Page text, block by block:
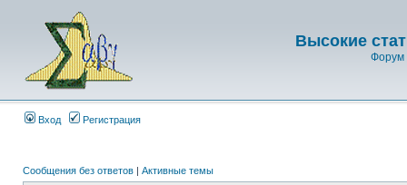
Высокие
Форум
Вход Регистрация
Сообщения без ответов | Активные темы